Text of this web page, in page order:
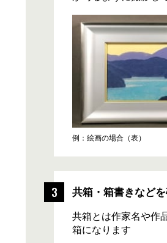
共箱・箱書きなど
共箱とは作家名や作
箱になります